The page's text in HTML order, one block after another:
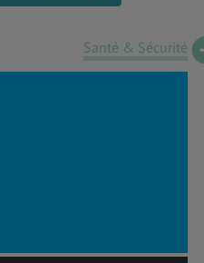
Santé & Sécurité